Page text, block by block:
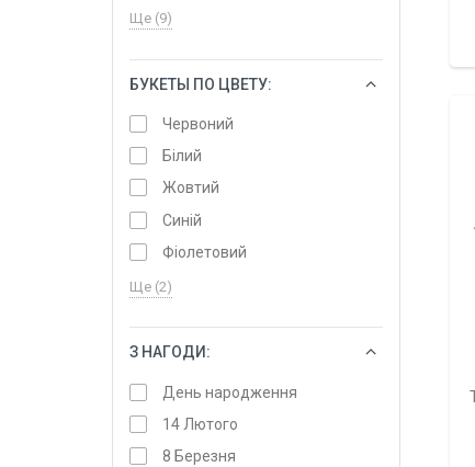
Ще (9)
БУКЕТЫ ПО ЦВЕТУ:
Червоний
Білий
Жовтий
Синій
Фіолетовий
Ще (2)
З НАГОДИ:
День народження
14 Лютого
8 Березня